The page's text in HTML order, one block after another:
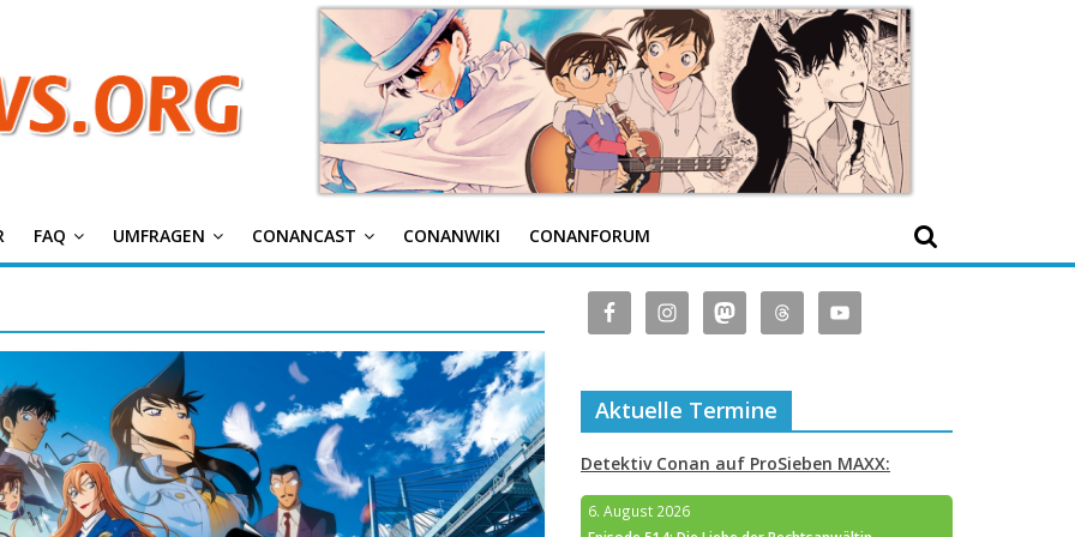
FAQ UMFRAGEN CONANCAST CONANWIKI CONANFORUM
Aktuelle Termine
Detektiv Conan auf ProSieben MAXX:
6. August 2026